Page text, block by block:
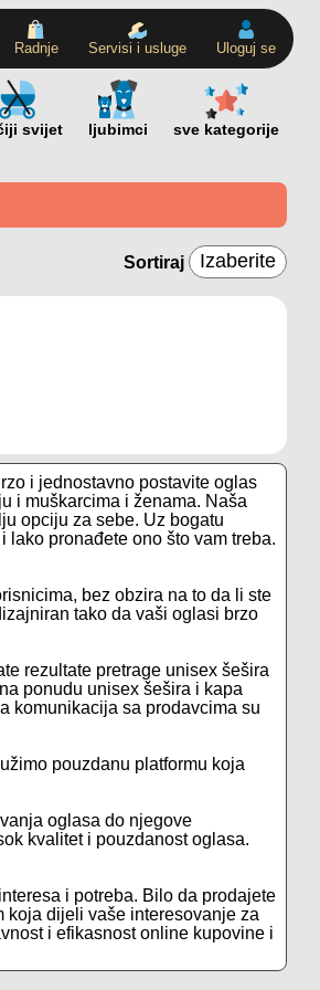
Radnje Servisi i usluge Uloguj se
Sortiraj
i jednostavno postavite oglas
i muškarcima i ženama. Naša
opciju za sebe. Uz bogatu
pronađete ono što vam treba.
bez obzira na to da li ste
tako da vaši oglasi brzo
rezultate pretrage unisex šešira
ponudu unisex šešira i kapa
komunikacija sa prodavcima su
pouzdanu platformu koja
oglasa do njegove
kvalitet i pouzdanost oglasa.
i potreba. Bilo da prodajete
koja dijeli vaše interesovanje za
i efikasnost online kupovine i